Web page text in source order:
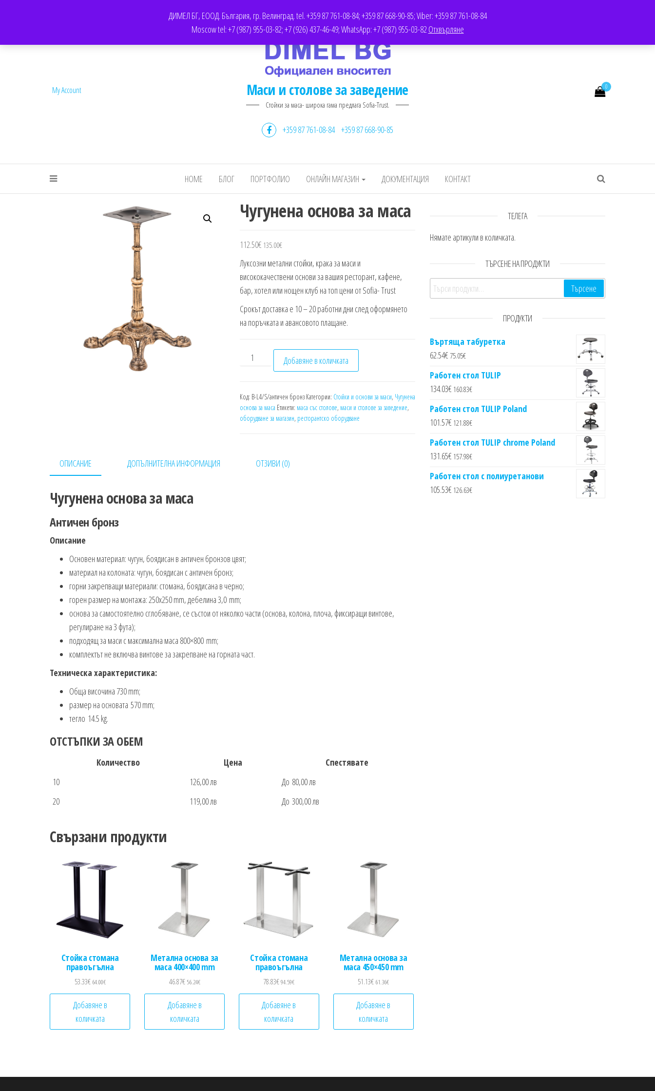
ДИМЕЛ БГ, ЕООД. България, гр. Велинград. tel. +359 87 761-08-84; +359 87 668-90-85; Viber: +359 87 761-08-84
Moscow tel: +7 (987) 955-03-82; +7 (926) 437-46-49; WhatsApp: +7 (987) 955-03-82Отхвърляне
Маси и столове за заведение
Стойки за маса- широка гама предлага Sofia-Trust.
0
My Account
+359 87 761-08-84 +359 87 668-90-85
HOME БЛОГ ПОРТФОЛИО ОНЛАЙН МАГАЗИН ДОКУМЕНТАЦИЯ КОНТАКТ
Чугунена основа за маса
112.50€ 135.00€
Луксозни метални стойки, крака за маси и
висококачествени основи за вашия ресторант, кафене,
бар, хотел или нощен клуб на топ цени от Sofia- Trust
Срокът доставка е 10 – 20 работни дни след оформянето
на поръчката и авансовото плащане.
количество за Чугунена основа за маса
Добавяне в количката
Код: B-L4/S/античен бронз Категории: Стойки и основи за маси, Чугунена
основа за маса Етикети: маса със столове, маси и столове за заведение,
оборудване за магазин, ресторантско оборудване
ОПИСАНИЕ ДОПЪЛНИТЕЛНА ИНФОРМАЦИЯ ОТЗИВИ (0)
Чугунена основа за маса
Античен бронз
Описание
Основен материал: чугун, боядисан в античен бронзов цвят;
материал на колоната: чугун, боядисан с античен бронз;
горни закрепващи материали: стомана, боядисана в черно;
горен размер на монтажа: 250х250 mm, дебелина 3,0 mm;
основа за самостоятелно сглобяване, се състои от няколко части (основа, колона, плоча, фиксиращи винтове,
регулиране на 3 фута);
подходящ за маси с максимална маса 800×800 mm;
комплектът не включва винтове за закрепване на горната част.
Техническа характеристика:
Обща височина 730 mm;
размер на основата 570 mm;
тегло 14.5 kg.
ОТСТЪПКИ ЗА ОБЕМ
Количество Цена
Спестявате
10
126,00 лв
До 80,00 лв
20
119,00 лв До 300,00 лв
Свързани продукти
Стойка стомана
правоъгълна
53.33€ 64.00€
Добавяне в
количката
Метална основа за
маса 400×400 mm
46.87€ 56.24€
Добавяне в
количката
Стойка стомана
правоъгълна
78.83€94.59€
Добавяне в
количката
Метална основа за
маса 450×450 mm
51.13€ 61.36€
Добавяне в
количката
ТЕЛЕГА
Нямате артикули в количката.
ТЪРСЕНЕ НА ПРОДУКТИ
Търсене за:
Търсене
ПРОДУКТИ
Въртяща табуретка
62.54€ 75.05€
Работен стол TULIP
134.03€ 160.83€
Работен стол TULIP Poland
101.57€ 121.88€
Работен стол TULIP chrome Poland
131.65€ 157.98€
Работен стол с полиуретанови
105.53€ 126.63€